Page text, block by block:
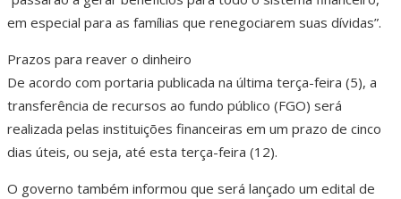
em especial para as famílias que renegociarem suas dívidas”.
Prazos para reaver o dinheiro
De acordo com portaria publicada na última terça-feira (5), a
transferência de recursos ao fundo público (FGO) será
realizada pelas instituições financeiras em um prazo de cinco
dias úteis, ou seja, até esta terça-feira (12).
O governo também informou que será lançado um edital de